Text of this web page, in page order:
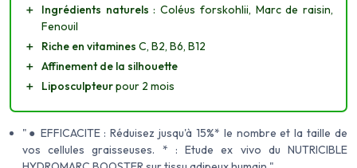
＋
Ingrédients naturels : Coléus forskohlii, Marc de raisin,
Fenouil
＋
Riche en vitamines C, B2, B6, B12
＋ Affinement de la silhouette
＋
Liposculpteurpour 2 mois
"● EFFICACITE : Réduisez jusqu'à 15%* le nombre et la taille de
vos cellules graisseuses. * : Etude ex vivo du NUTRICIBLE